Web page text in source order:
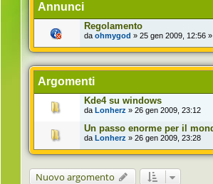
Annunci
Regolamento
da ohmygod » 25 gen 2009, 12:56
Argomenti
Kde4 su windows
da Lonherz » 26 gen 2009, 23:12
Un passo enorme per il
da Lonherz » 26 gen 2009, 23:28
Nuovo argomento